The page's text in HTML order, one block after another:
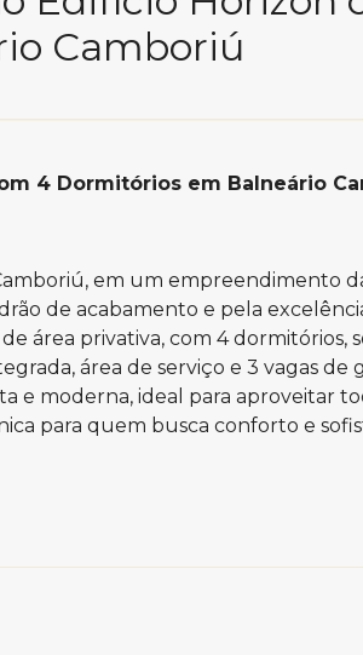
Camboriú
4 Dormitórios em Balneário
em um empreendimento
de acabamento e pela
área privativa, com 4 dormitórios,
área de serviço e 3 vagas de
e moderna, ideal para aproveitar
para quem busca conforto e